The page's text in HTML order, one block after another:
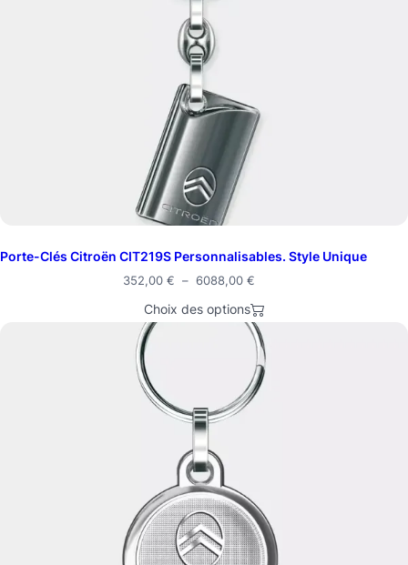
Porte-Clés Citroën CIT219S Personnalisables. Style Unique
352,00 € – 6088,00 €
Choix des options